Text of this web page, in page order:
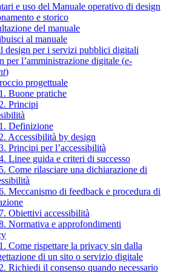
e uso del Manuale operativo di design
e storico
del manuale
al manuale
design per i servizi pubblici digitali
per l’amministrazione digitale (e-
)
progettuale
Buone pratiche
Principi
Definizione
Accessibilità by design
Principi per l’accessibilità
Linee guida e criteri di successo
Come rilasciare una dichiarazione di
Meccanismo di feedback e procedura di
Obiettivi accessibilità
Normativa e approfondimenti
Come rispettare la privacy sin dalla
di un sito o servizio digitale
Richiedi il consenso quando necessario